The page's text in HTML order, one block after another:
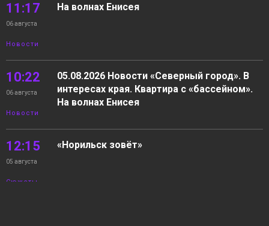
11:17
06 августа
Новости
На волнах Енисея
10:22
06 августа
Новости
05.08.2026 Новости «Северный город». В
интересах края. Квартира с «бассейном».
На волнах Енисея
12:15
05 августа
Сюжеты
«Норильск зовёт»